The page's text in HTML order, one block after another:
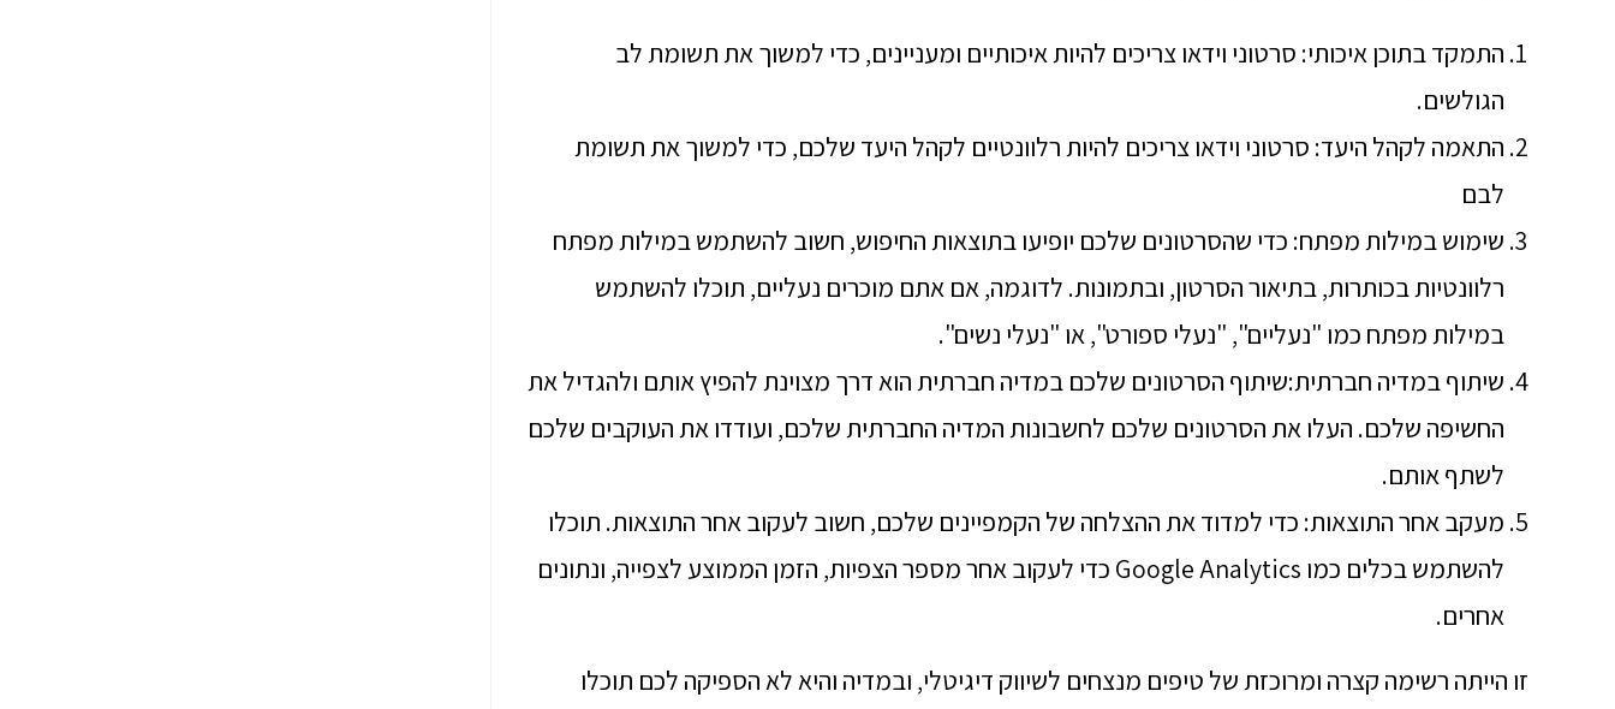
התמקד בתוכן איכותי: סרטוני וידאו צריכים להיות איכותיים ומעניינים, כדי למשוך את תשומת לב
הגולשים.
התאמה לקהל היעד: סרטוני וידאו צריכים להיות רלוונטיים לקהל היעד שלכם, כדי למשוך את תשומת
לבם
שימוש במילות מפתח: כדי שהסרטונים שלכם יופיעו בתוצאות החיפוש, חשוב להשתמש במילות מפתח
רלוונטיות בכותרות, בתיאור הסרטון, ובתמונות. לדוגמה, אם אתם מוכרים נעליים, תוכלו להשתמש
במילות מפתח כמו "נעליים", "נעלי ספורט", או "נעלי נשים".
שיתוף במדיה חברתית:שיתוף הסרטונים שלכם במדיה חברתית הוא דרך מצוינת להפיץ אותם ולהגדיל את
החשיפה שלכם. העלו את הסרטונים שלכם לחשבונות המדיה החברתית שלכם, ועודדו את העוקבים שלכם
לשתף אותם.
מעקב אחר התוצאות: כדי למדוד את ההצלחה של הקמפיינים שלכם, חשוב לעקוב אחר התוצאות. תוכלו
להשתמש בכלים כמו Google Analytics כדי לעקוב אחר מספר הצפיות, הזמן הממוצע לצפייה, ונתונים
אחרים.
זו הייתה רשימה קצרה ומרוכזת של טיפים מנצחים לשיווק דיגיטלי, ובמדיה והיא לא הספיקה לכם תוכלו